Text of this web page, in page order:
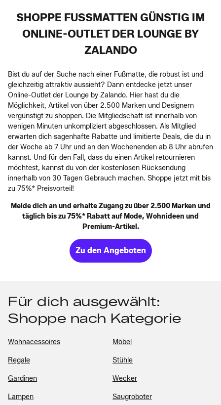
SHOPPE FUSSMATTEN GÜNSTIG IM O
NLINE-OUTLET DER LOUNGE BY Z
ALANDO
Bist du auf der Suche nach einer Fußmatte, die robust ist und
gleichzeitig attraktiv aussieht? Dann entdecke jetzt unser
Online-Outlet der Lounge by Zalando. Hier hast du die
Möglichkeit, Artikel von über 2.500 Marken und Designern
vergünstigt zu shoppen. Die Mitgliedschaft ist innerhalb von
wenigen Minuten unkompliziert abgeschlossen. Als Mitglied
erwarten dich sagenhafte Rabatte und limitierte Deals, die du in
der Woche ab 7 Uhr und an den Wochenenden ab 8 Uhr abrufen
kannst. Und für den Fall, dass du einen Artikel retournieren
möchtest, kannst du von der kostenlosen Rücksendung
innerhalb von 30 Tagen Gebrauch machen. Shoppe jetzt mit bis
zu 75%* Preisvorteil!
Melde dich an und erhalte Zugang zu über 2.500 Marken und
täglich bis zu 75%* Rabatt auf Mode, Wohnideen und
Premium-Artikel.
Zu den Angeboten
Für dich ausgewählt:
Shoppe nach Kategorie
Wohnacessoires Möbel
Regale Stühle
Gardinen Wecker
Lampen Saugroboter